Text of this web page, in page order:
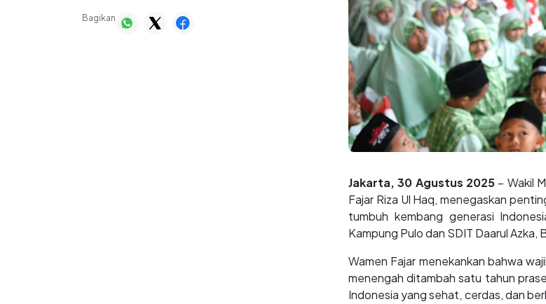
Bagikan
Jakarta, 30 Agustus 2025 – Wakil
Fajar Riza Ul Haq, menegaskan
tumbuh kembang generasi
Kampung Pulo dan SDIT Daarul Azka,
Wamen Fajar menekankan bahwa
menengah ditambah satu tahun
Indonesia yang sehat, cerdas, dan